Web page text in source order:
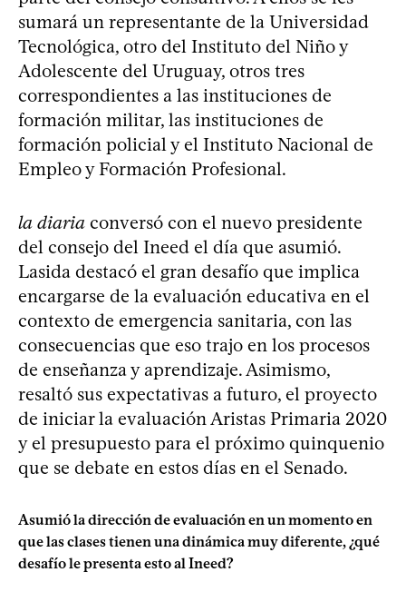
sumará un representante de la Universidad
Tecnológica, otro del Instituto del Niño y
Adolescente del Uruguay, otros tres
correspondientes a las instituciones de
formación militar, las instituciones de
formación policial y el Instituto Nacional de
Empleo y Formación Profesional.
la diaria conversó con el nuevo presidente
del consejo del Ineed el día que asumió.
Lasida destacó el gran desafío que implica
encargarse de la evaluación educativa en el
contexto de emergencia sanitaria, con las
consecuencias que eso trajo en los procesos
de enseñanza y aprendizaje. Asimismo,
resaltó sus expectativas a futuro, el proyecto
de iniciar la evaluación Aristas Primaria 2020
y el presupuesto para el próximo quinquenio
que se debate en estos días en el Senado.
Asumió la dirección de evaluación en un momento en
que las clases tienen una dinámica muy diferente, ¿qué
desafío le presenta esto al Ineed?